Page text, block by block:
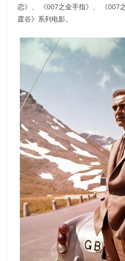
恋》、 《007之金手指》、 《007
霆谷》系列电影。